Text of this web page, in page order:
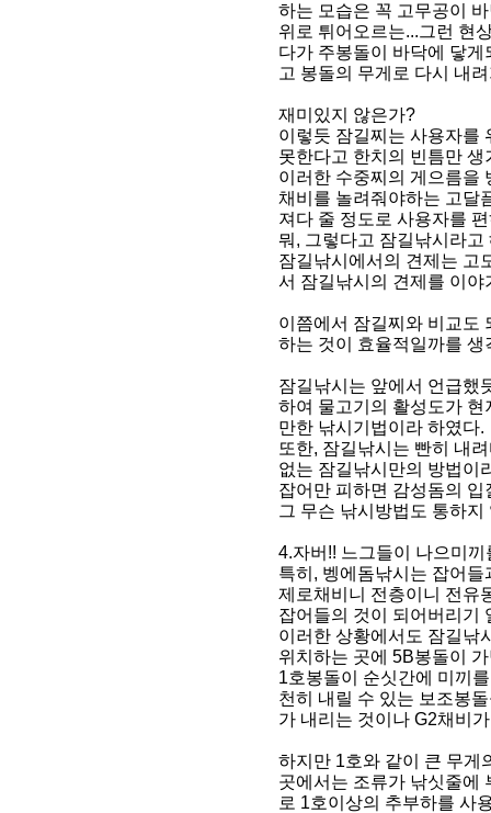
하는 모습은 꼭 고무공이
위로 튀어오르는...그런 현
다가 주봉돌이 바닥에 닿
고 봉돌의 무게로 다시 내
재미있지 않은가?
이렇듯 잠길찌는 사용자를
못한다고 한치의 빈틈만
이러한 수중찌의 게으름을
채비를 놀려줘야하는 고달
져다 줄 정도로 사용자를
뭐, 그렇다고 잠길낚시라
잠길낚시에서의 견제는 고
서 잠길낚시의 견제를 이야
이쯤에서 잠길찌와 비교도
하는 것이 효율적일까를 생
잠길낚시는 앞에서 언급했
하여 물고기의 활성도가
만한 낚시기법이라 하였다.
또한, 잠길낚시는 빤히 내
없는 잠길낚시만의 방법이
잡어만 피하면 감성돔의
그 무슨 낚시방법도 통하
4.자버!! 느그들이 나으미
특히, 벵에돔낚시는 잡어
제로채비니 전층이니 전유
잡어들의 것이 되어버리기
이러한 상황에서도 잠길낚
위치하는 곳에 5B봉돌이
1호봉돌이 순싯간에 미끼
천히 내릴 수 있는 보조봉
가 내리는 것이나 G2채비
하지만 1호와 같이 큰 무게
곳에서는 조류가 낚싯줄에
로 1호이상의 추부하를 사